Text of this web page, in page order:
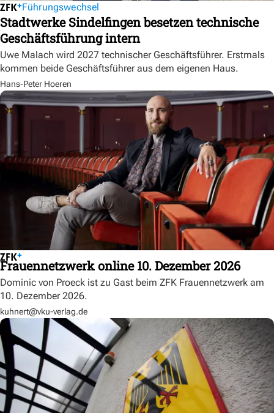
Führungswechsel
Stadtwerke Sindelfingen besetzen technische
Geschäftsführung intern
Uwe Malach wird 2027 technischer Geschäftsführer. Erstmals
kommen beide Geschäftsführer aus dem eigenen Haus.
Hans-Peter Hoeren
Frauennetzwerk online 10. Dezember 2026
Dominic von Proeck ist zu Gast beim ZFK Frauennetzwerk am
10. Dezember 2026.
kuhnert@vku-verlag.de